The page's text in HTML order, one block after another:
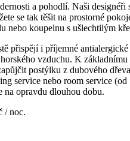
a pohodlí. Naši
se tak těšit na prostorné
nebo koupelnu s ušlechtilým
přispějí i příjemné
vzduchu. K
postýlku z dubového
service nebo room service
na opravdu dlouhou dobu.
/ noc.